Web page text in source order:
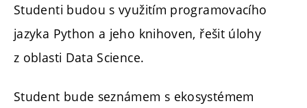
Studenti budou s využitím programovacího
jazyka Python a jeho knihoven, řešit úlohy
z oblasti Data Science.
Student bude seznámem s ekosystémem